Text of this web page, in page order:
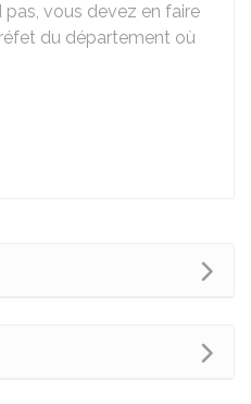
vous devez en faire
du département où